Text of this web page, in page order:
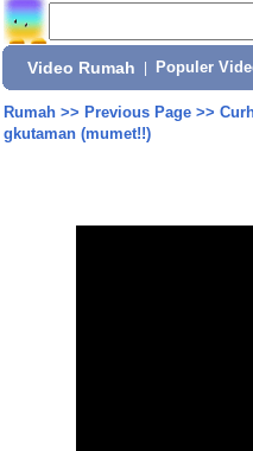
Video Rumah Populer
Rumah>> Previous Page>>
gkutaman (mumet!!)